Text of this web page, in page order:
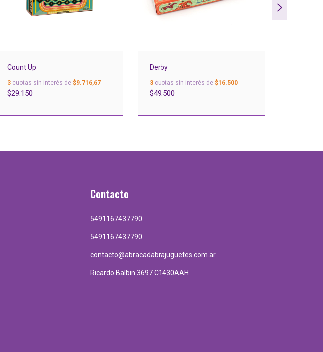
Count Up
3 cuotas sin interés de $9.716,67
$29.150
Derby
3 cuotas sin interés de $16.500
$49.500
Contacto
5491167437790
5491167437790
contacto@abracadabrajuguetes.com.ar
Ricardo Balbin 3697 C1430AAH